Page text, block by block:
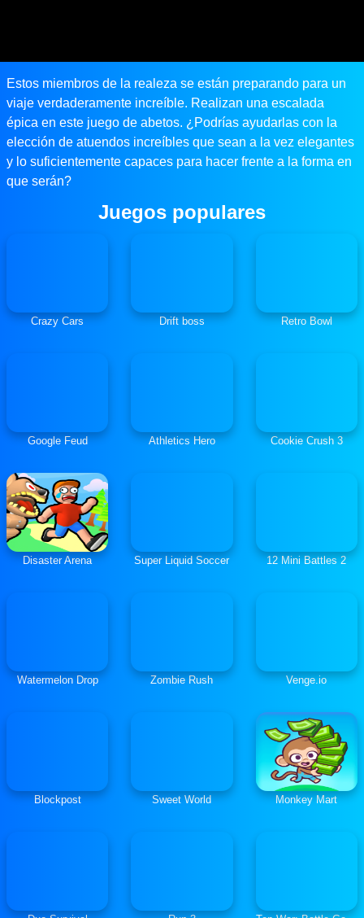
Estos miembros de la realeza se están preparando para un
viaje verdaderamente increíble. Realizan una escalada
épica en este juego de abetos. ¿Podrías ayudarlas con la
elección de atuendos increíbles que sean a la vez elegantes
y lo suficientemente capaces para hacer frente a la forma en
que serán?
Juegos populares
Crazy Cars Drift boss Retro Bowl
Google Feud Athletics Hero Cookie Crush 3
Disaster Arena Super Liquid Soccer 12 Mini Battles 2
Watermelon Drop Zombie Rush Venge.io
Blockpost Sweet World Monkey Mart